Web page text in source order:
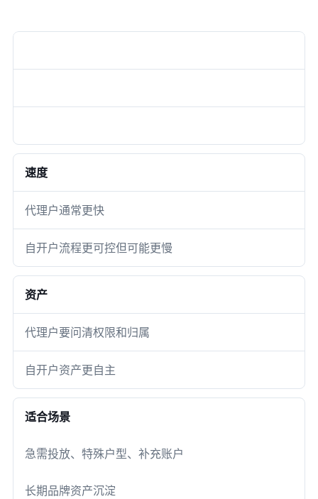
速度
代理户通常更快
自开户流程更可控但可能更慢
资产
代理户要问清权限和归属
自开户资产更自主
适合场景
急需投放、特殊户型、补充账户
长期品牌资产沉淀